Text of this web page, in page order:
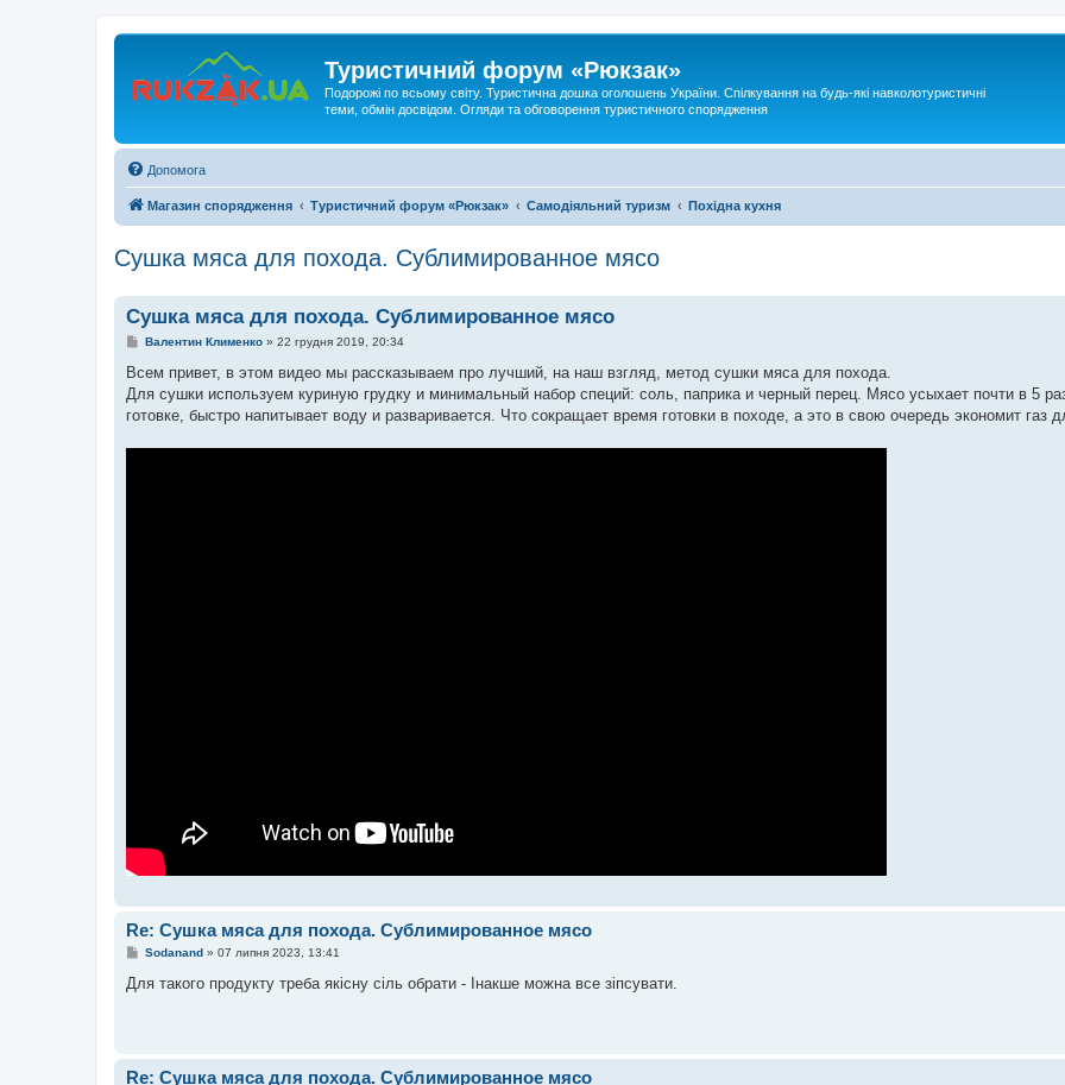
Туристичний форум «Рюкзак»
Подорожі по всьому світу. Туристична дошка оголошень України. Спілкування на будь-які навколотуристичні
теми, обмін досвідом. Огляди та обговорення туристичного спорядження
Допомога
Магазин спорядження Туристичний форум «Рюкзак» Самодіяльний туризм Похідна кухня
Сушка мяса для похода. Сублимированное мясо
Сушка мяса для похода. Сублимированное мясо
П
в
д
о
Валентин Клименко» 22 грудня 2019, 20:34
Всем привет, в этом видео мы рассказываем про лучший, на наш взгляд, метод сушки мяса для похода.
Для сушки используем куриную грудку и минимальный набор специй: соль, паприка и черный перец. Мясо усыхает почти в 5
готовке, быстро напитывает воду и разваривается. Что сокращает время готовки в походе, а это в свою очередь экономит газ
Re: Сушка мяса для похода. Сублимированное мясо
П
в
н
Sodanand» 07 липня 2023, 13:41
Для такого продукту треба якісну сіль обрати - Інакше можна все зіпсувати.
Re: Сушка мяса для похода. Сублимированное мясо